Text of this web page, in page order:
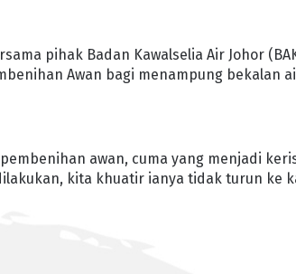
pihak Badan Kawalselia Air Johor
Awan bagi menampung bekalan
awan, cuma yang menjadi
kita khuatir ianya tidak turun ke